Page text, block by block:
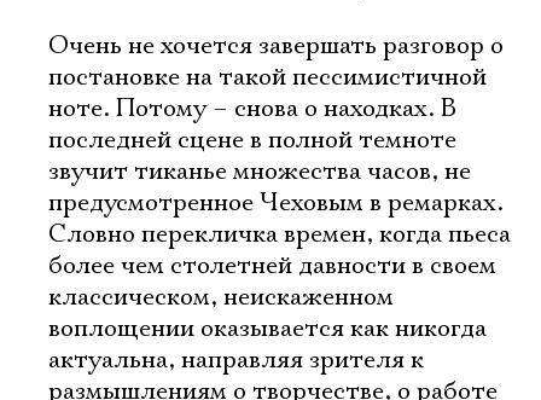
Очень не хочется завершать разговор о
постановке на такой пессимистичной
ноте. Потому – снова о находках. В
последней сцене в полной темноте
звучит тиканье множества часов, не
предусмотренное Чеховым в ремарках.
Словно перекличка времен, когда пьеса
более чем столетней давности в своем
классическом, неискаженном
воплощении оказывается как никогда
актуальна, направляя зрителя к
размышлениям о творчестве, о работе